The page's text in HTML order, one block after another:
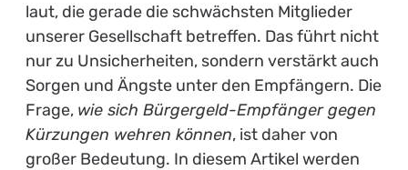
laut, die gerade die schwächsten Mitglieder
unserer Gesellschaft betreffen. Das führt nicht
nur zu Unsicherheiten, sondern verstärkt auch
Sorgen und Ängste unter den Empfängern. Die
Frage, wie sich Bürgergeld-Empfänger gegen
Kürzungen wehren können, ist daher von
großer Bedeutung. In diesem Artikel werden